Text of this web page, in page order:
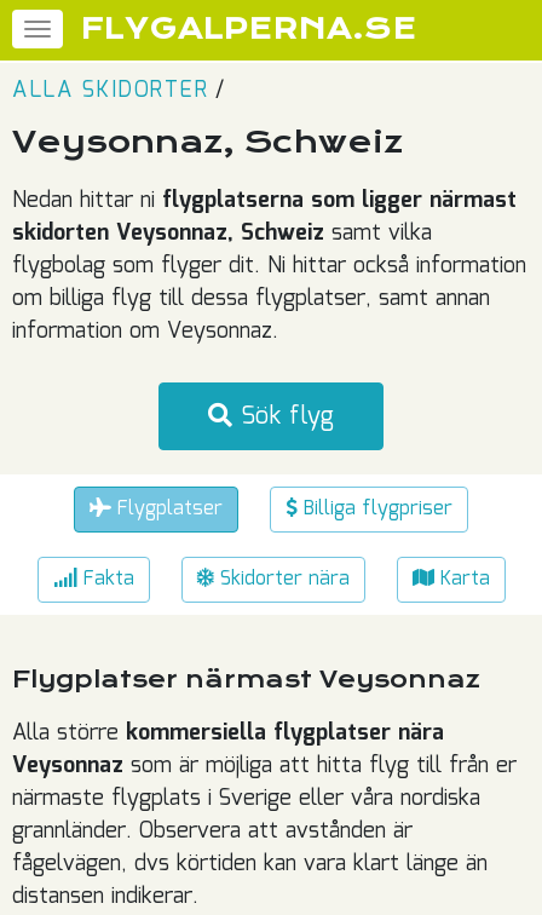
FLYGALPERNA.SE
ALLA SKIDORTER /
Veysonnaz, Schweiz
Nedan hittar ni flygplatserna som ligger närmast
skidorten Veysonnaz, Schweiz samt vilka
flygbolag som flyger dit. Ni hittar också information
om billiga flyg till dessa flygplatser, samt annan
information om Veysonnaz.
Sök flyg
Flygplatser Billiga flygpriser
Fakta Skidorter nära Karta
Flygplatser närmast Veysonnaz
Alla större kommersiella flygplatser nära
Veysonnaz som är möjliga att hitta flyg till från er
närmaste flygplats i Sverige eller våra nordiska
grannländer. Observera att avstånden är
fågelvägen, dvs körtiden kan vara klart länge än
distansen indikerar.